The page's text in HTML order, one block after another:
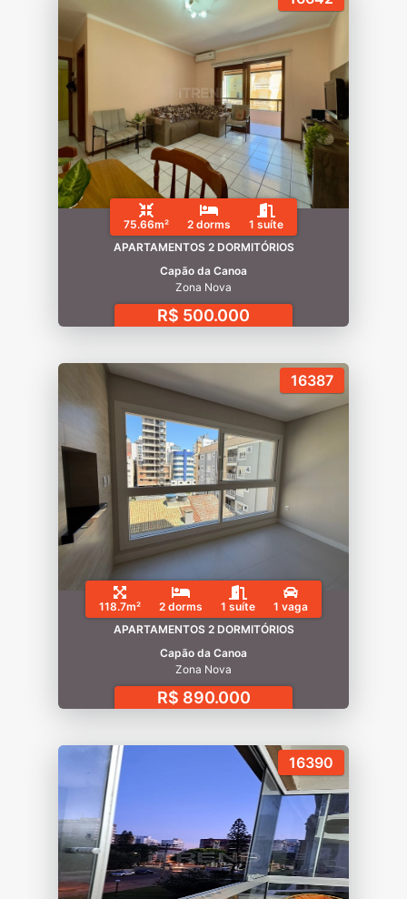
75.66m² 2 dorms
1 suíte
APARTAMENTOS 2 DORMITÓRIOS
Capão da Canoa
Zona Nova
R$ 500.000
16387
118.7m² 2 dorms 1 suíte
1 vaga
APARTAMENTOS 2 DORMITÓRIOS
Capão da Canoa
Zona Nova
R$ 890.000
16390